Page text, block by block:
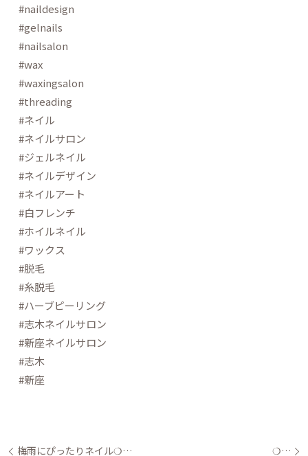
#naildesign
#gelnails
#nailsalon
#wax
#waxingsalon
#threading
#ネイル
#ネイルサロン
#ジェルネイル
#ネイルデザイン
#ネイルアート
#白フレンチ
#ホイルネイル
#ワックス
#脱毛
#糸脱毛
#ハーブピーリング
#志木ネイルサロン
#新座ネイルサロン
#志木
#新座
梅雨にぴったりネイル❍… ❍…